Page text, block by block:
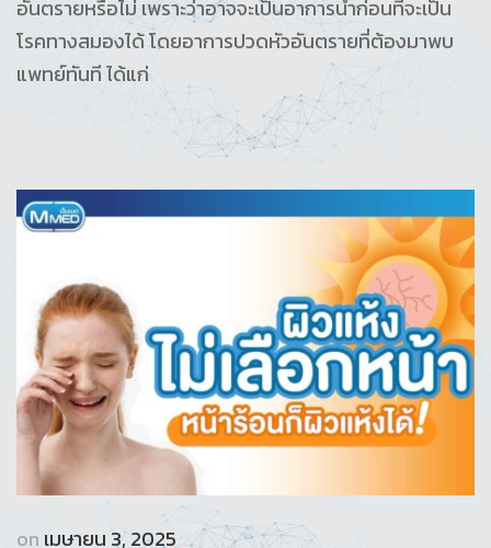
อันตรายหรือไม่ เพราะว่าอาจจะเป็นอาการนำก่อนที่จะเป็น
โรคทางสมองได้ โดยอาการปวดหัวอันตรายที่ต้องมาพบ
แพทย์ทันที ได้แก่
on เมษายน 3, 2025